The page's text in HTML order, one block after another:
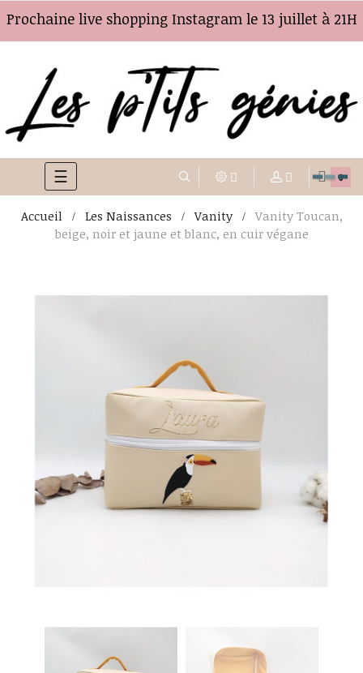
Prochaine live shopping Instagram le 13 juillet à 21H
Basculer
navigation
☰ 0
Accueil Les Naissances Vanity
Vanity Toucan,
beige, noir et jaune et blanc, en cuir végane